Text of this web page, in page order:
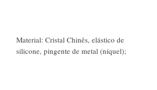
Material: Cristal Chinês, elástico de
silicone, pingente de metal (níquel);